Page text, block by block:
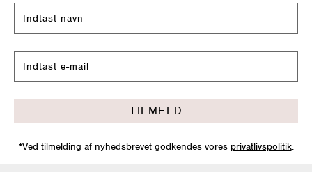
TILMELD
*Ved tilmelding af nyhedsbrevet godkendes vores privatlivspolitik.